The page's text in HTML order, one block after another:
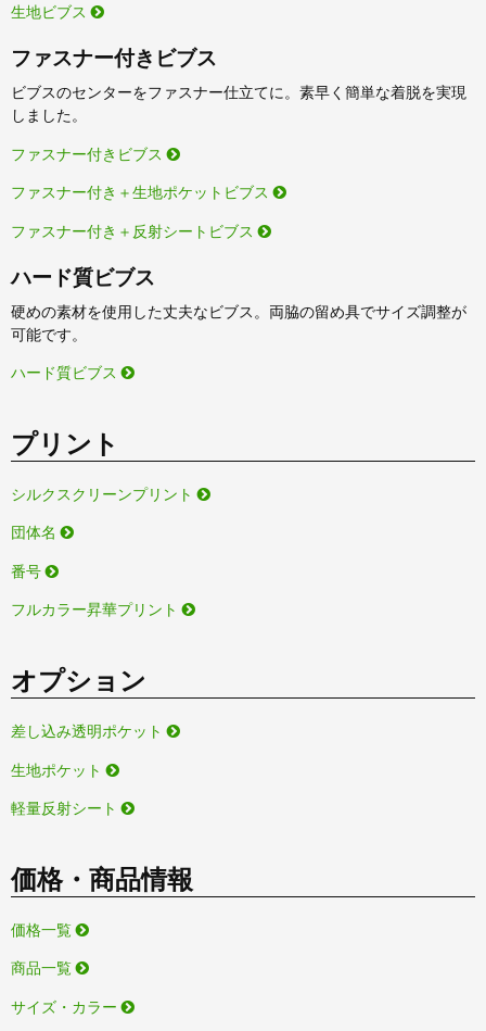
生地ビブス
ファスナー付きビブス
ビブスのセンターをファスナー仕立てに。素早く簡単な着脱を実現
しました。
ファスナー付きビブス
ファスナー付き＋生地ポケットビブス
ファスナー付き＋反射シートビブス
ハード質ビブス
硬めの素材を使用した丈夫なビブス。両脇の留め具でサイズ調整が
可能です。
ハード質ビブス
プリント
シルクスクリーンプリント
団体名
番号
フルカラー昇華プリント
オプション
差し込み透明ポケット
生地ポケット
軽量反射シート
価格・商品情報
価格一覧
商品一覧
サイズ・カラー